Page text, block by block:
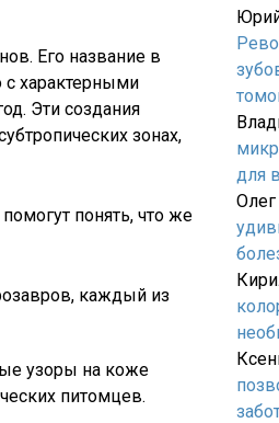
Его название в
с характерными
Эти создания
зонах,
понять, что же
каждый из
узоры на коже
питомцев.
для
Олег